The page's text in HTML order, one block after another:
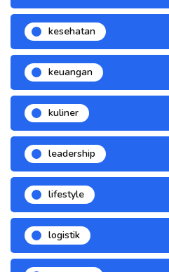
kesehatan
keuangan
kuliner
leadership
lifestyle
logistik